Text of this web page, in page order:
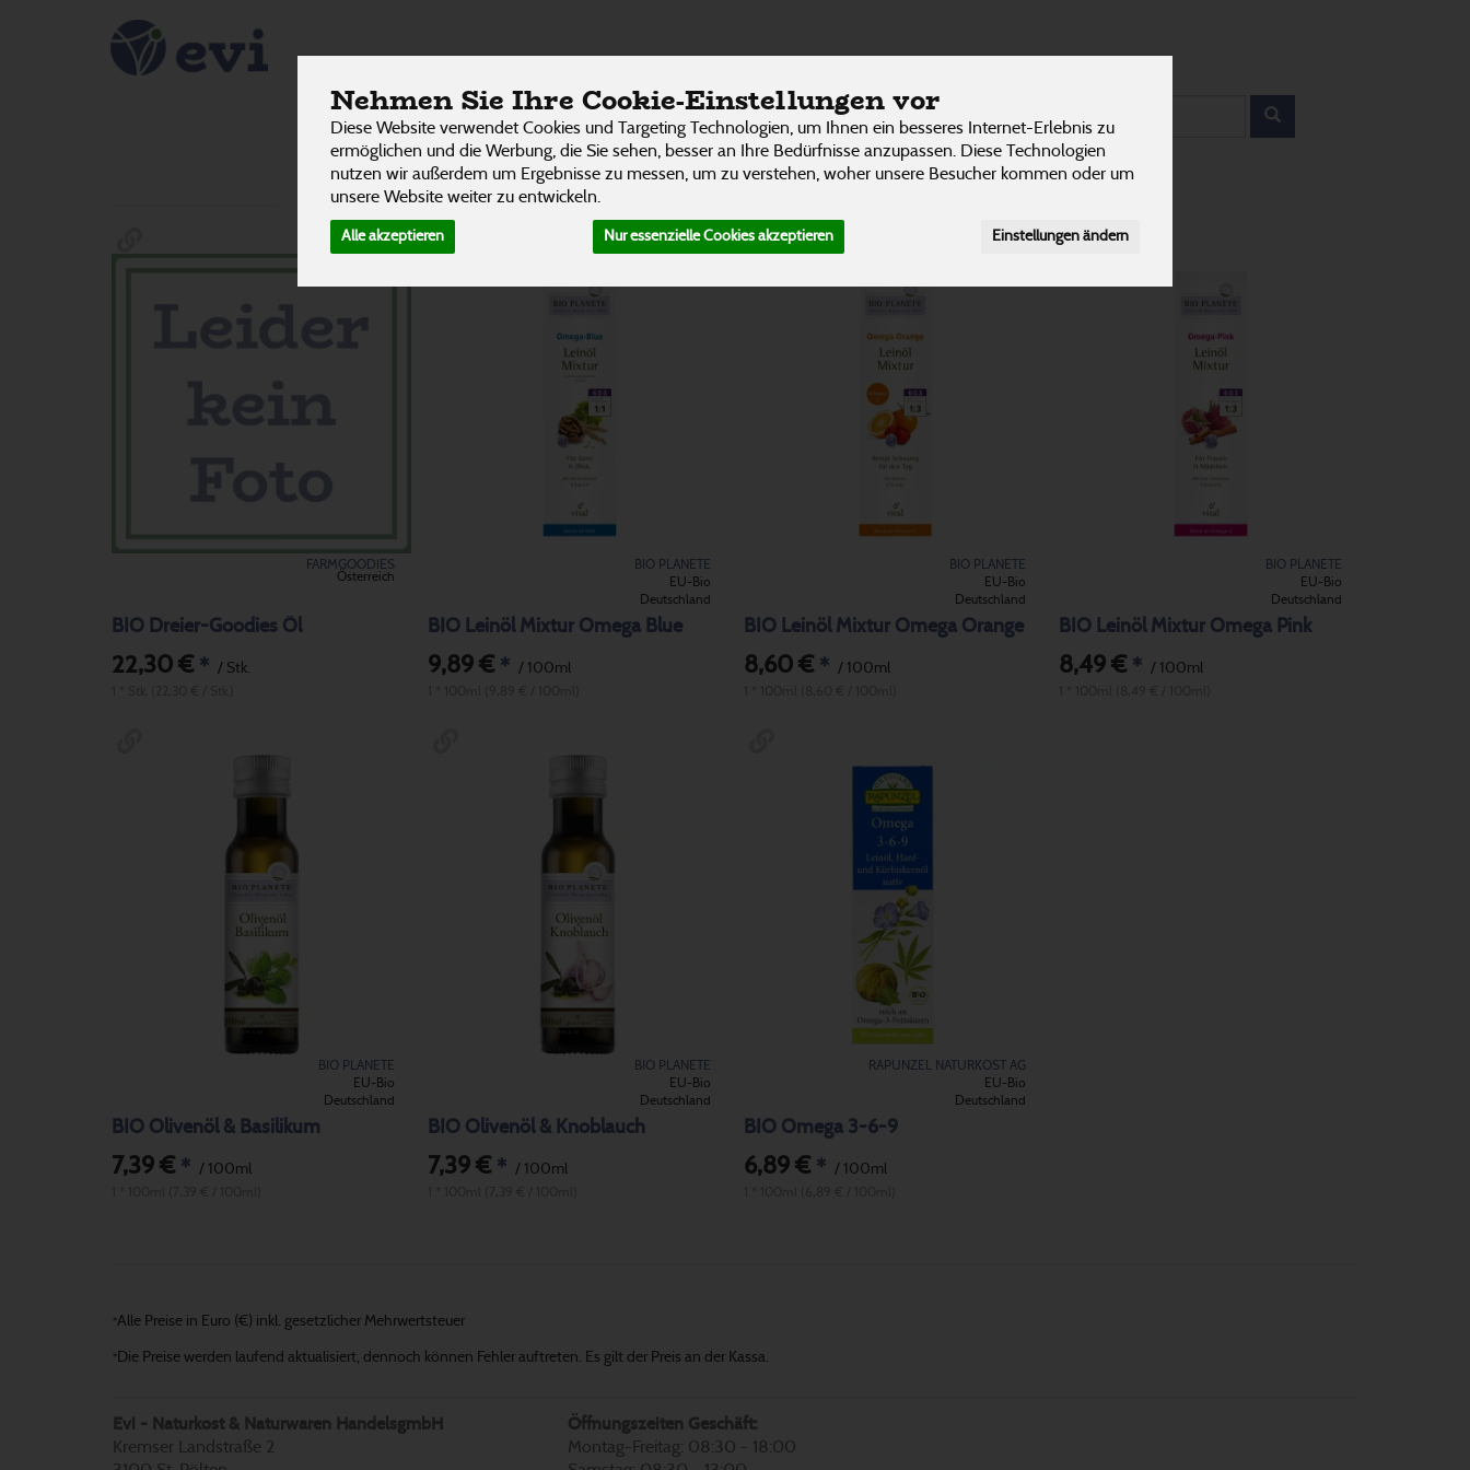
Nehmen Sie Ihre Cookie-Einstellungen vor
Diese Website verwendet Cookies und Targeting Technologien, um Ihnen ein besseres Internet-Erlebnis zu
ermöglichen und die Werbung, die Sie sehen, besser an Ihre Bedürfnisse anzupassen. Diese Technologien
nutzen wir außerdem um Ergebnisse zu messen, um zu verstehen, woher unsere Besucher kommen oder um
unsere Website weiter zu entwickeln.
Alle akzeptieren Nur essenzielle Cookies akzeptieren Einstellungen ändern
Mischungen 7 von 3242
Allergene
FARMGOODIES
Österreich
BIO Dreier-Goodies Öl
22,30 € * / Stk.
BIO PLANETE
EU-Bio
Deutschland
BIO Leinöl Mixtur Omega Blue
9,89 €* / 100ml
BIO PLANETE
EU-Bio
Deutschland
BIO Leinöl Mixtur Omega Orange
8,60 €* / 100ml
BIO PLANETE
EU-Bio
Deutschland
BIO Leinöl Mixtur Omega Pink
8,49 € * / 100ml
BIO PLANETE
EU-Bio
Deutschland
BIO Olivenöl & Basilikum
7,39 € * / 100ml
BIO PLANETE
EU-Bio
Deutschland
BIO Olivenöl & Knoblauch
7,39 €* / 100ml
RAPUNZEL NATURKOST AG
EU-Bio
Deutschland
BIO Omega 3-6-9
6,89 €* / 100ml
*Alle Preise in Euro (€) inkl. gesetzlicher Mehrwertsteuer
* Die Preise werden laufend aktualisiert, dennoch können Fehler auftreten. Es gilt der Preis an der Kassa.
Evi - Naturkost & Naturwaren HandelsgmbH
Kremser Landstraße 2
Öffnungszeiten Geschäft:
Montag-Freitag: 08:30 - 18:00